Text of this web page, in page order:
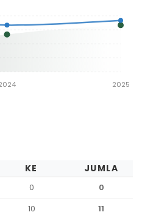
2025
KE JUMLA
0
0
10
11